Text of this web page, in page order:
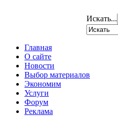
Искать...
Главная
О сайте
Новости
Выбор материалов
Экономим
Услуги
Форум
Реклама